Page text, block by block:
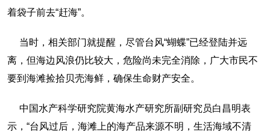
着袋子前去“赶海”。
当时，相关部门就提醒，尽管台风“蝴蝶”已经登陆并远
离，但海边风浪仍比较大，危险尚未完全消除，广大市民不
要到海滩捡拾贝壳海鲜，确保生命财产安全。
中国水产科学研究院黄海水产研究所副研究员白昌明表
示，“台风过后，海滩上的海产品来源不明，生活海域不清